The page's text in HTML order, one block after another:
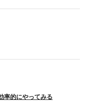
率的にやってみる